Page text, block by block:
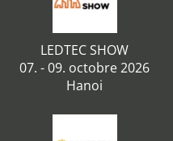
LEDTEC SHOW
07. - 09. octobre 2026
Hanoi